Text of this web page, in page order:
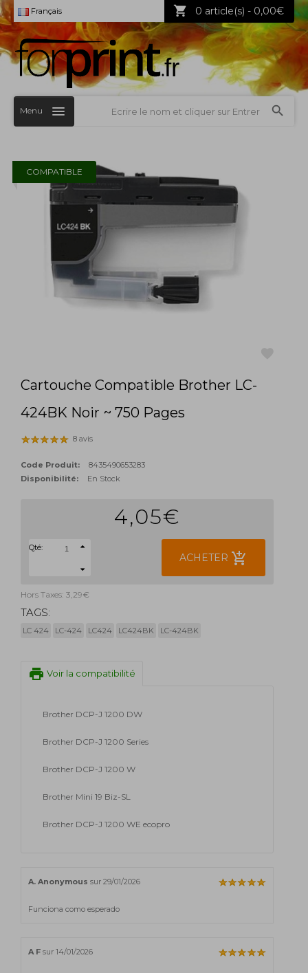
Français 0 article(s) - 0,00€
Menu
COMPATIBLE
Cartouche Compatible Brother LC-
424BK Noir ~ 750 Pages
8 avis
Code Produit:
8435490653283
Disponibilité:
En Stock
4,05€
Qté:
ACHETER add_shopping_cart
Hors Taxes: 3,29€
TAGS:
LC 424 LC-424 LC424 LC424BK LC-424BK
print Voir la compatibilité
Brother DCP-J 1200 DW
Brother DCP-J 1200 Series
Brother DCP-J 1200 W
Brother Mini 19 Biz-SL
Brother DCP-J 1200 WE ecopro
A. Anonymous sur 29/01/2026
Funciona como esperado
A F sur 14/01/2026